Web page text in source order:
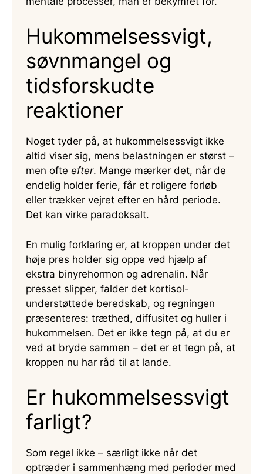
Hukommelsessvigt,
søvnmangel og
tidsforskudte
reaktioner
Noget tyder på, at hukommelsessvigt ikke
altid viser sig, mens belastningen er størst –
men ofte efter. Mange mærker det, når de
endelig holder ferie, får et roligere forløb
eller trækker vejret efter en hård periode.
Det kan virke paradoksalt.
En mulig forklaring er, at kroppen under det
høje pres holder sig oppe ved hjælp af
ekstra binyrehormon og adrenalin. Når
presset slipper, falder det kortisol-
understøttede beredskab, og regningen
præsenteres: træthed, diffusitet og huller i
hukommelsen. Det er ikke tegn på, at du er
ved at bryde sammen – det er et tegn på, at
kroppen nu har råd til at lande.
Er hukommelsessvigt
farligt?
Som regel ikke – særligt ikke når det
optræder i sammenhæng med perioder med